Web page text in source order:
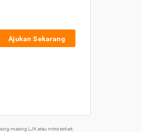
Ajukan Sekarang
masing LJK atau mitra terkait.